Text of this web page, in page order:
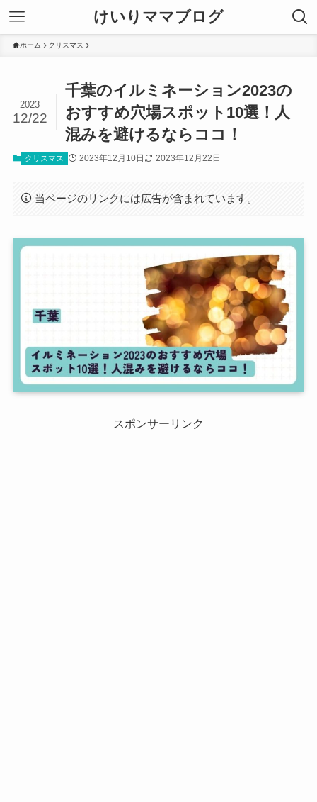
けいりママブログ
ホーム クリスマス
千葉のイルミネーション2023の
おすすめ穴場スポット10選！人
混みを避けるならココ！
2023
12/22
クリスマス 2023年12月10日 2023年12月22日
当ページのリンクには広告が含まれています。
スポンサーリンク